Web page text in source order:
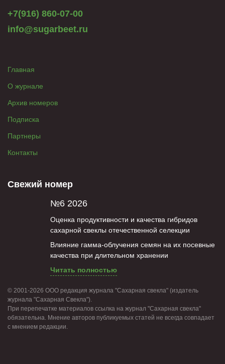
+7(916) 860-07-00
info@sugarbeet.ru
Главная
О журнале
Архив номеров
Подписка
Партнеры
Контакты
Свежий номер
№6 2026
Оценка продуктивности и качества гибридов
сахарной свеклы отечественной селекции
Влияние гамма-облучения семян на их посевные
качества при длительном хранении
Читать полностью
© 2001-2026 ООО редакция журнала "Сахарная свекла" (издатель
журнала "Сахарная Свекла").
При перепечатке материалов ссылка на журнал "Сахарная свекла"
обязательна. Мнение авторов публикуемых статей не всегда совпадает
с мнением редакции.